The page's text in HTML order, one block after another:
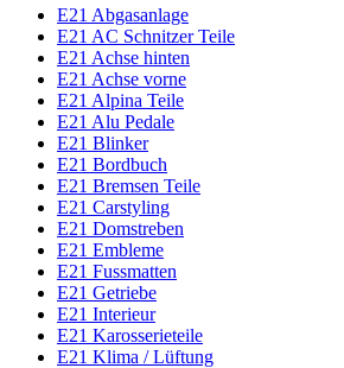
E21 Abgasanlage
E21 AC Schnitzer Teile
E21 Achse hinten
E21 Achse vorne
E21 Alpina Teile
E21 Alu Pedale
E21 Blinker
E21 Bordbuch
E21 Bremsen Teile
E21 Carstyling
E21 Domstreben
E21 Embleme
E21 Fussmatten
E21 Getriebe
E21 Interieur
E21 Karosserieteile
E21 Klima / Lüftung